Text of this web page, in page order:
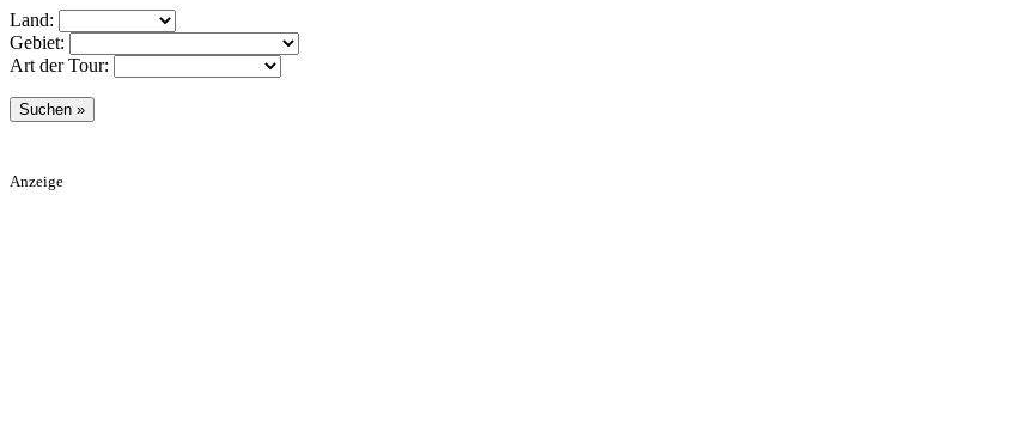
Land:
Gebiet:
Art der Tour:
Anzeige